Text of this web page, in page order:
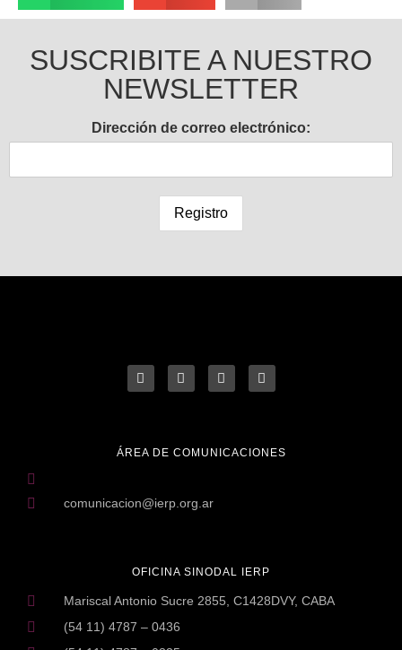
SUSCRIBITE A NUESTRO
NEWSLETTER
Dirección de correo electrónico:
OFICINA SINODAL IERP
Mariscal Antonio Sucre 2855, C1428DVY, CABA
(54 11) 4787 – 0436
ÁREA DE COMUNICACIONES
comunicacion@ierp.org.ar